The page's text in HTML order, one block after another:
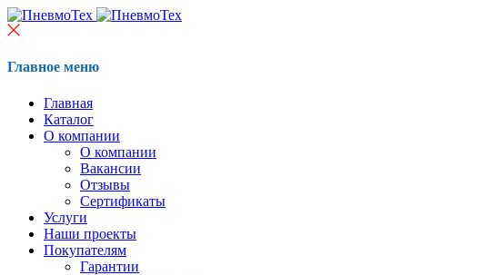
Главное меню
Главная
Каталог
О компании
О компании
Вакансии
Отзывы
Сертификаты
Услуги
Наши проекты
Покупателям
Гарантии